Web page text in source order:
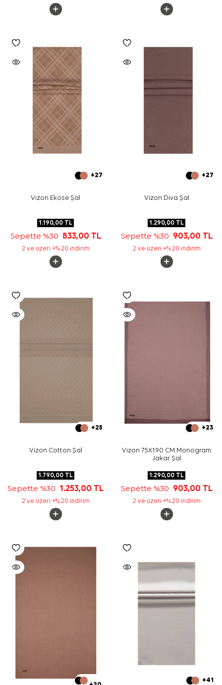
+27
Vizon Ekose Şal
1.190,00 TL
Sepette %30 833,00 TL
2 ve üzeri +% 20 indirim
+27
Vizon Diva Şal
1.290,00 TL
Sepette %30 903,00 TL
2 ve üzeri +% 20 indirim
+25
Vizon Cotton Şal
1.790,00 TL
Sepette %30 1.253,00 TL
2 ve üzeri +% 20 indirim
+23
Vizon 75X190 CM Monogram
Jakar Şal
1.290,00 TL
Sepette %30 903,00 TL
2 ve üzeri +% 20 indirim
+41